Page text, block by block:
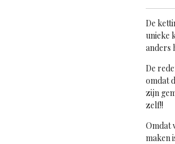
De
unieke
anders
De
omdat
zijn
zelf!!
Omdat
maken